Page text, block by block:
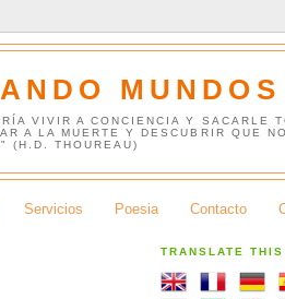
MUNDOS
VIVIR A CONCIENCIA Y SACARLE
A LA MUERTE Y DESCUBRIR QUE
(H.D. THOUREAU)
Servicios Poesia Contacto
TRANSLATE